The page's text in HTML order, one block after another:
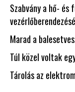
Szabvány a hő- és
Marad a
Túl közel voltak
Tárolás az